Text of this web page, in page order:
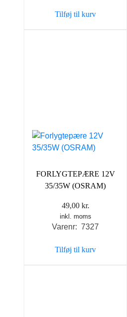
Tilføj til kurv
FORLYGTEPÆRE 12V
35/35W (OSRAM)
49,00 kr.
inkl. moms
Varenr: 7327
Tilføj til kurv